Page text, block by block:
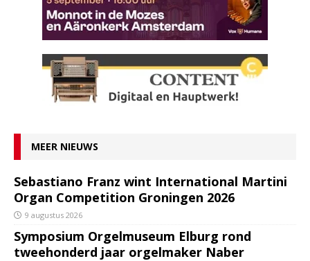
MEER NIEUWS
Sebastiano Franz wint International Martini
Organ Competition Groningen 2026
9 augustus 2026
Symposium Orgelmuseum Elburg rond
tweehonderd jaar orgelmaker Naber